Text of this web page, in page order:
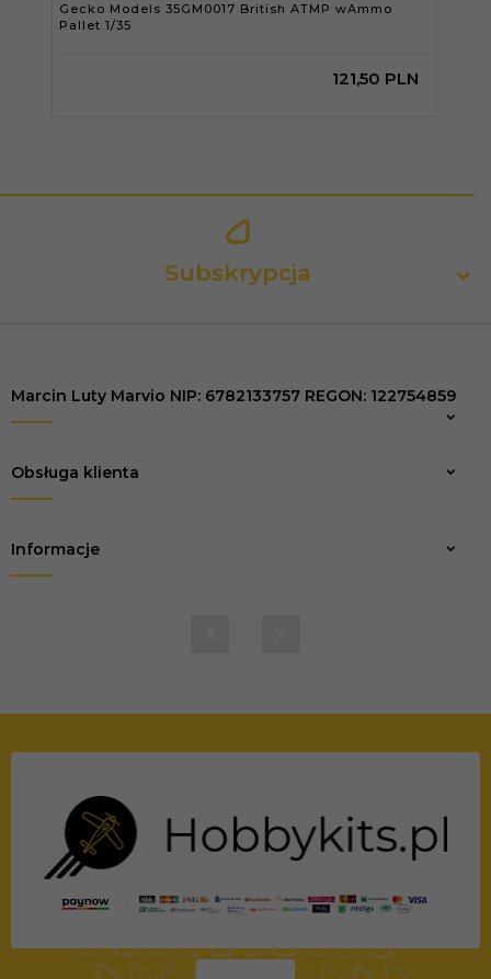
Gecko Models 35GM0017 British ATMP wAmmo
Pallet 1/35
121,50 PLN
Subskrypcja
Marcin Luty Marvio NIP: 6782133757 REGON: 122754859
biuro@marvio-rc.pl
Obsługa klienta
Informacje